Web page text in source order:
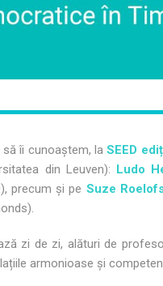
să îi cunoaștem, laSEED
din Leuven): Ludo
precum și pe Suze
zi de zi, alături de
armonioase și